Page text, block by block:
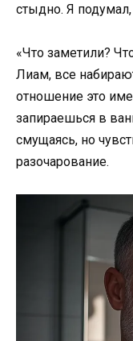
стыдно. Я
«Что заметили?
Лиам, все
отношение это
запираешься в
смущаясь, но
разочарование.